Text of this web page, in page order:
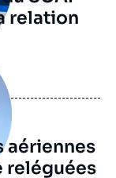
relation
aériennes
reléguées